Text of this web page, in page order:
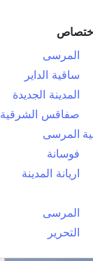
المرسى
ساقية الداير
المدينة الجديدة
صفاقس الشرقية
المرسى
فوسانة
اريانة المدينة
المرسى
التحرير